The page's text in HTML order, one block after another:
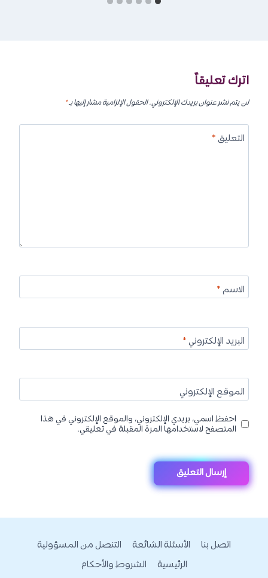
اترك تعليقاً
لن يتم نشر عنوان بريدك الإلكتروني.الحقول الإلزامية مشار إليها بـ*
التعليق*
الاسم*
البريد الإلكتروني*
الموقع الإلكتروني
احفظ اسمي، بريدي الإلكتروني، والموقع الإلكتروني في هذا
المتصفح لاستخدامها المرة المقبلة في تعليقي.
اتصل بنا الأسئلة الشائعة
التنصل من المسؤولية
الرئيسية
الشروط والأحكام